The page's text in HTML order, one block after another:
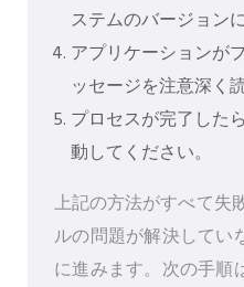
ステムのバージョン
アプリケーションが
ッセージを注意深く
プロセスが完了した
動してください。
上記の方法がすべて失
ルの問題が解決してい
に進みます。次の手順